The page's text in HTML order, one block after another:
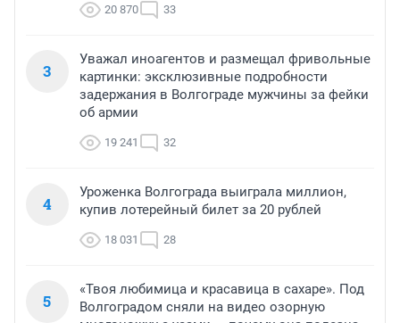
20 870 33
3
Уважал иноагентов и размещал фривольные
картинки: эксклюзивные подробности
задержания в Волгограде мужчины за фейки
об армии
19 241 32
4
Уроженка Волгограда выиграла миллион,
купив лотерейный билет за 20 рублей
18 031 28
5
«Твоя любимица и красавица в сахаре». Под
Волгоградом сняли на видео озорную